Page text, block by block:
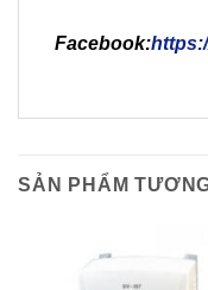
Facebook:
SẢN PHẨM